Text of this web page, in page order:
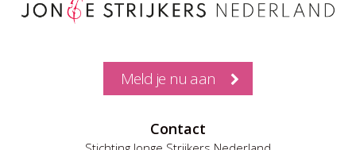
Meld je nu aan
Contact